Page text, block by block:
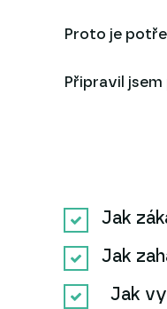
Proto je
Připravil jsem
Jak
Jak
Jak